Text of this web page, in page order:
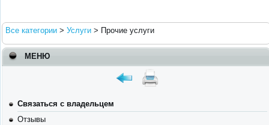
Все категории > Услуги > Прочие услуги
МЕНЮ
Связаться с владельцем
Отзывы